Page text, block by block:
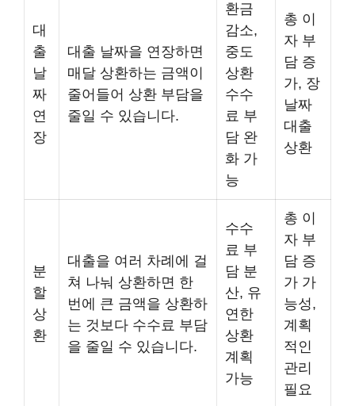
대
출
날
짜
연
장
대출 날짜을 연장하면
매달 상환하는 금액이
줄어들어 상환 부담을
줄일 수 있습니다.
환금
감소,
중도
상환
수수
료 부
담 완
화 가
능
총 이
자 부
담 증
가, 장
날짜
대출
상환
분
할
상
환
대출을 여러 차례에 걸
쳐 나눠 상환하면 한
번에 큰 금액을 상환하
는 것보다 수수료 부담
을 줄일 수 있습니다.
수수
료 부
담 분
산, 유
연한
상환
계획
가능
총 이
자 부
담 증
가 가
능성,
계획
적인
관리
필요